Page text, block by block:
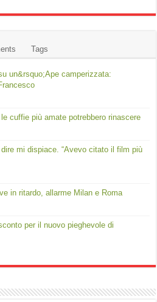
Tags
un&rsquo;Ape camperizzata:
cuffie più amate potrebbero rinascere
mi dispiace. “Avevo citato il film più
in ritardo, allarme Milan e Roma
per il nuovo pieghevole di